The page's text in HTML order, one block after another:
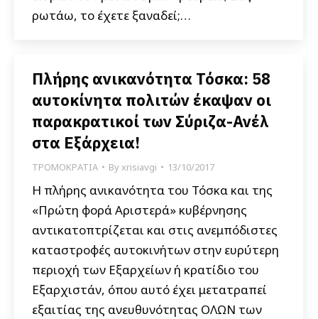
ρωτάω, το έχετε ξαναδεί;…
Πλήρης ανικανότητα Τόσκα: 58
αυτοκίνητα πολιτών έκαψαν οι
παρακρατικοί των Σύριζα-Ανέλ
στα Εξάρχεια!
ΤΡΟΜΟΚΡΑΤΙΑ Byxrisiavgi 13/10/2017
Η πλήρης ανικανότητα του Τόσκα και της
«Πρώτη φορά Αριστερά» κυβέρνησης
αντικατοπτρίζεται και στις ανεμπόδιστες
καταστροφές αυτοκινήτων στην ευρύτερη
περιοχή των Εξαρχείων ή κρατίδιο του
Εξαρχιστάν, όπου αυτό έχει μετατραπεί
εξαιτίας της ανευθυνότητας ΟΛΩΝ των